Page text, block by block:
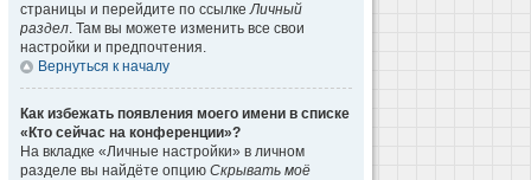
страницы и перейдите по ссылкеЛичный
раздел. Там вы можете изменить все свои
настройки и предпочтения.
Вернуться к началу
Как избежать появления моего имени в списке
«Кто сейчас на конференции»?
На вкладке «Личные настройки» в личном
разделе вы найдёте опцию Скрывать моё